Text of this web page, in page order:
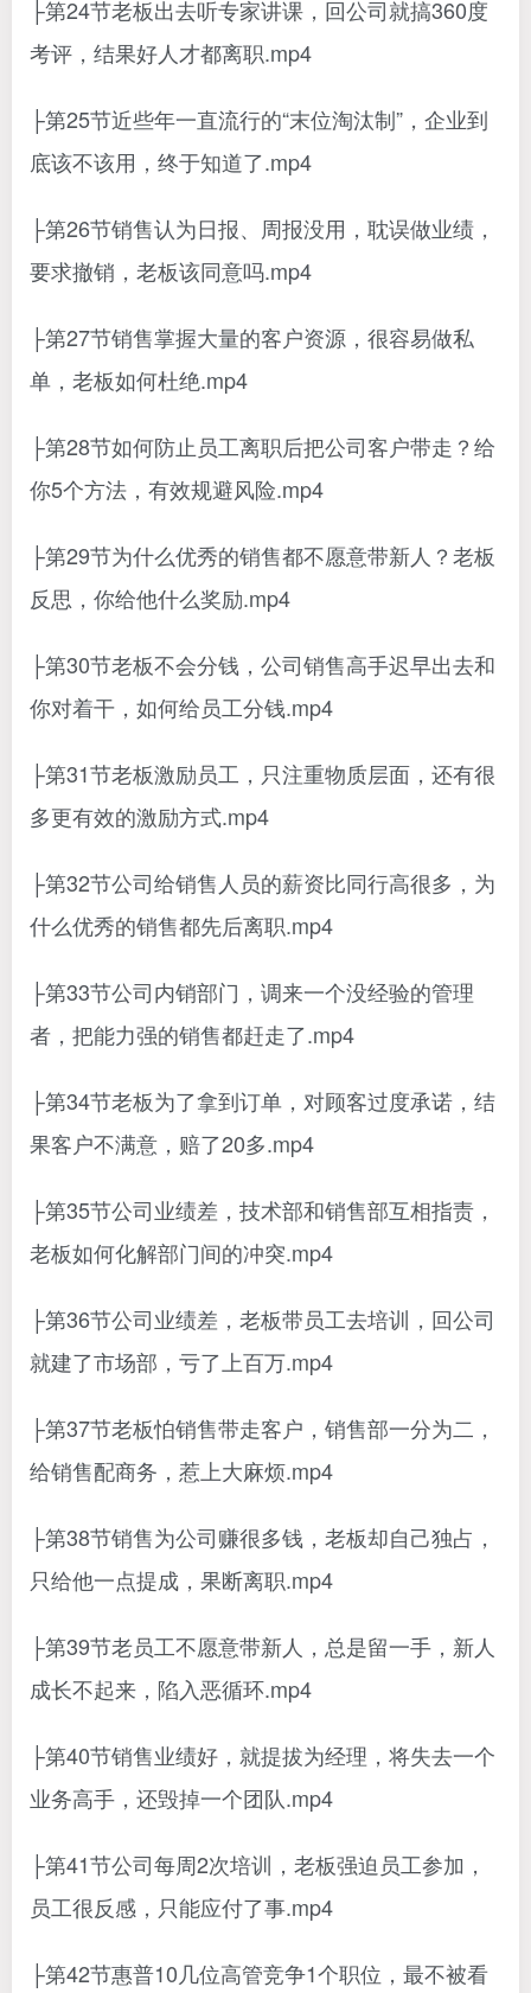
├第24节老板出去听专家讲课，回公司就搞360度
考评，结果好人才都离职.mp4
├第25节近些年一直流行的“末位淘汰制”，企业到
底该不该用，终于知道了.mp4
├第26节销售认为日报、周报没用，耽误做业绩，
要求撤销，老板该同意吗.mp4
├第27节销售掌握大量的客户资源，很容易做私
单，老板如何杜绝.mp4
├第28节如何防止员工离职后把公司客户带走？给
你5个方法，有效规避风险.mp4
├第29节为什么优秀的销售都不愿意带新人？老板
反思，你给他什么奖励.mp4
├第30节老板不会分钱，公司销售高手迟早出去和
你对着干，如何给员工分钱.mp4
├第31节老板激励员工，只注重物质层面，还有很
多更有效的激励方式.mp4
├第32节公司给销售人员的薪资比同行高很多，为
什么优秀的销售都先后离职.mp4
├第33节公司内销部门，调来一个没经验的管理
者，把能力强的销售都赶走了.mp4
├第34节老板为了拿到订单，对顾客过度承诺，结
果客户不满意，赔了20多.mp4
├第35节公司业绩差，技术部和销售部互相指责，
老板如何化解部门间的冲突.mp4
├第36节公司业绩差，老板带员工去培训，回公司
就建了市场部，亏了上百万.mp4
├第37节老板怕销售带走客户，销售部一分为二，
给销售配商务，惹上大麻烦.mp4
├第38节销售为公司赚很多钱，老板却自己独占，
只给他一点提成，果断离职.mp4
├第39节老员工不愿意带新人，总是留一手，新人
成长不起来，陷入恶循环.mp4
├第40节销售业绩好，就提拔为经理，将失去一个
业务高手，还毁掉一个团队.mp4
├第41节公司每周2次培训，老板强迫员工参加，
员工很反感，只能应付了事.mp4
├第42节惠普10几位高管竞争1个职位，最不被看